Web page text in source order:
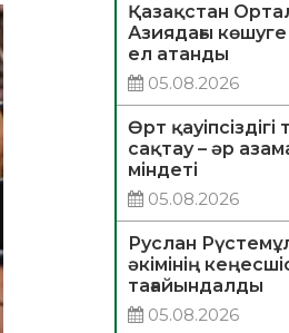
Қазақстан
Азиядағы
ел атанды
05.08.2026
Өрт
сақтау – әр
міндеті
05.08.2026
Руслан
әкімінің
тағайындалды
05.08.2026